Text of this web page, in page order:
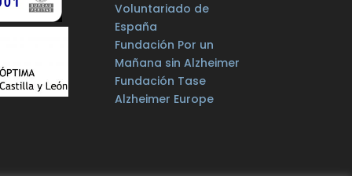
Voluntariado de
España
Fundación Por un
Mañana sin Alzheimer
Fundación Tase
Alzheimer Europe